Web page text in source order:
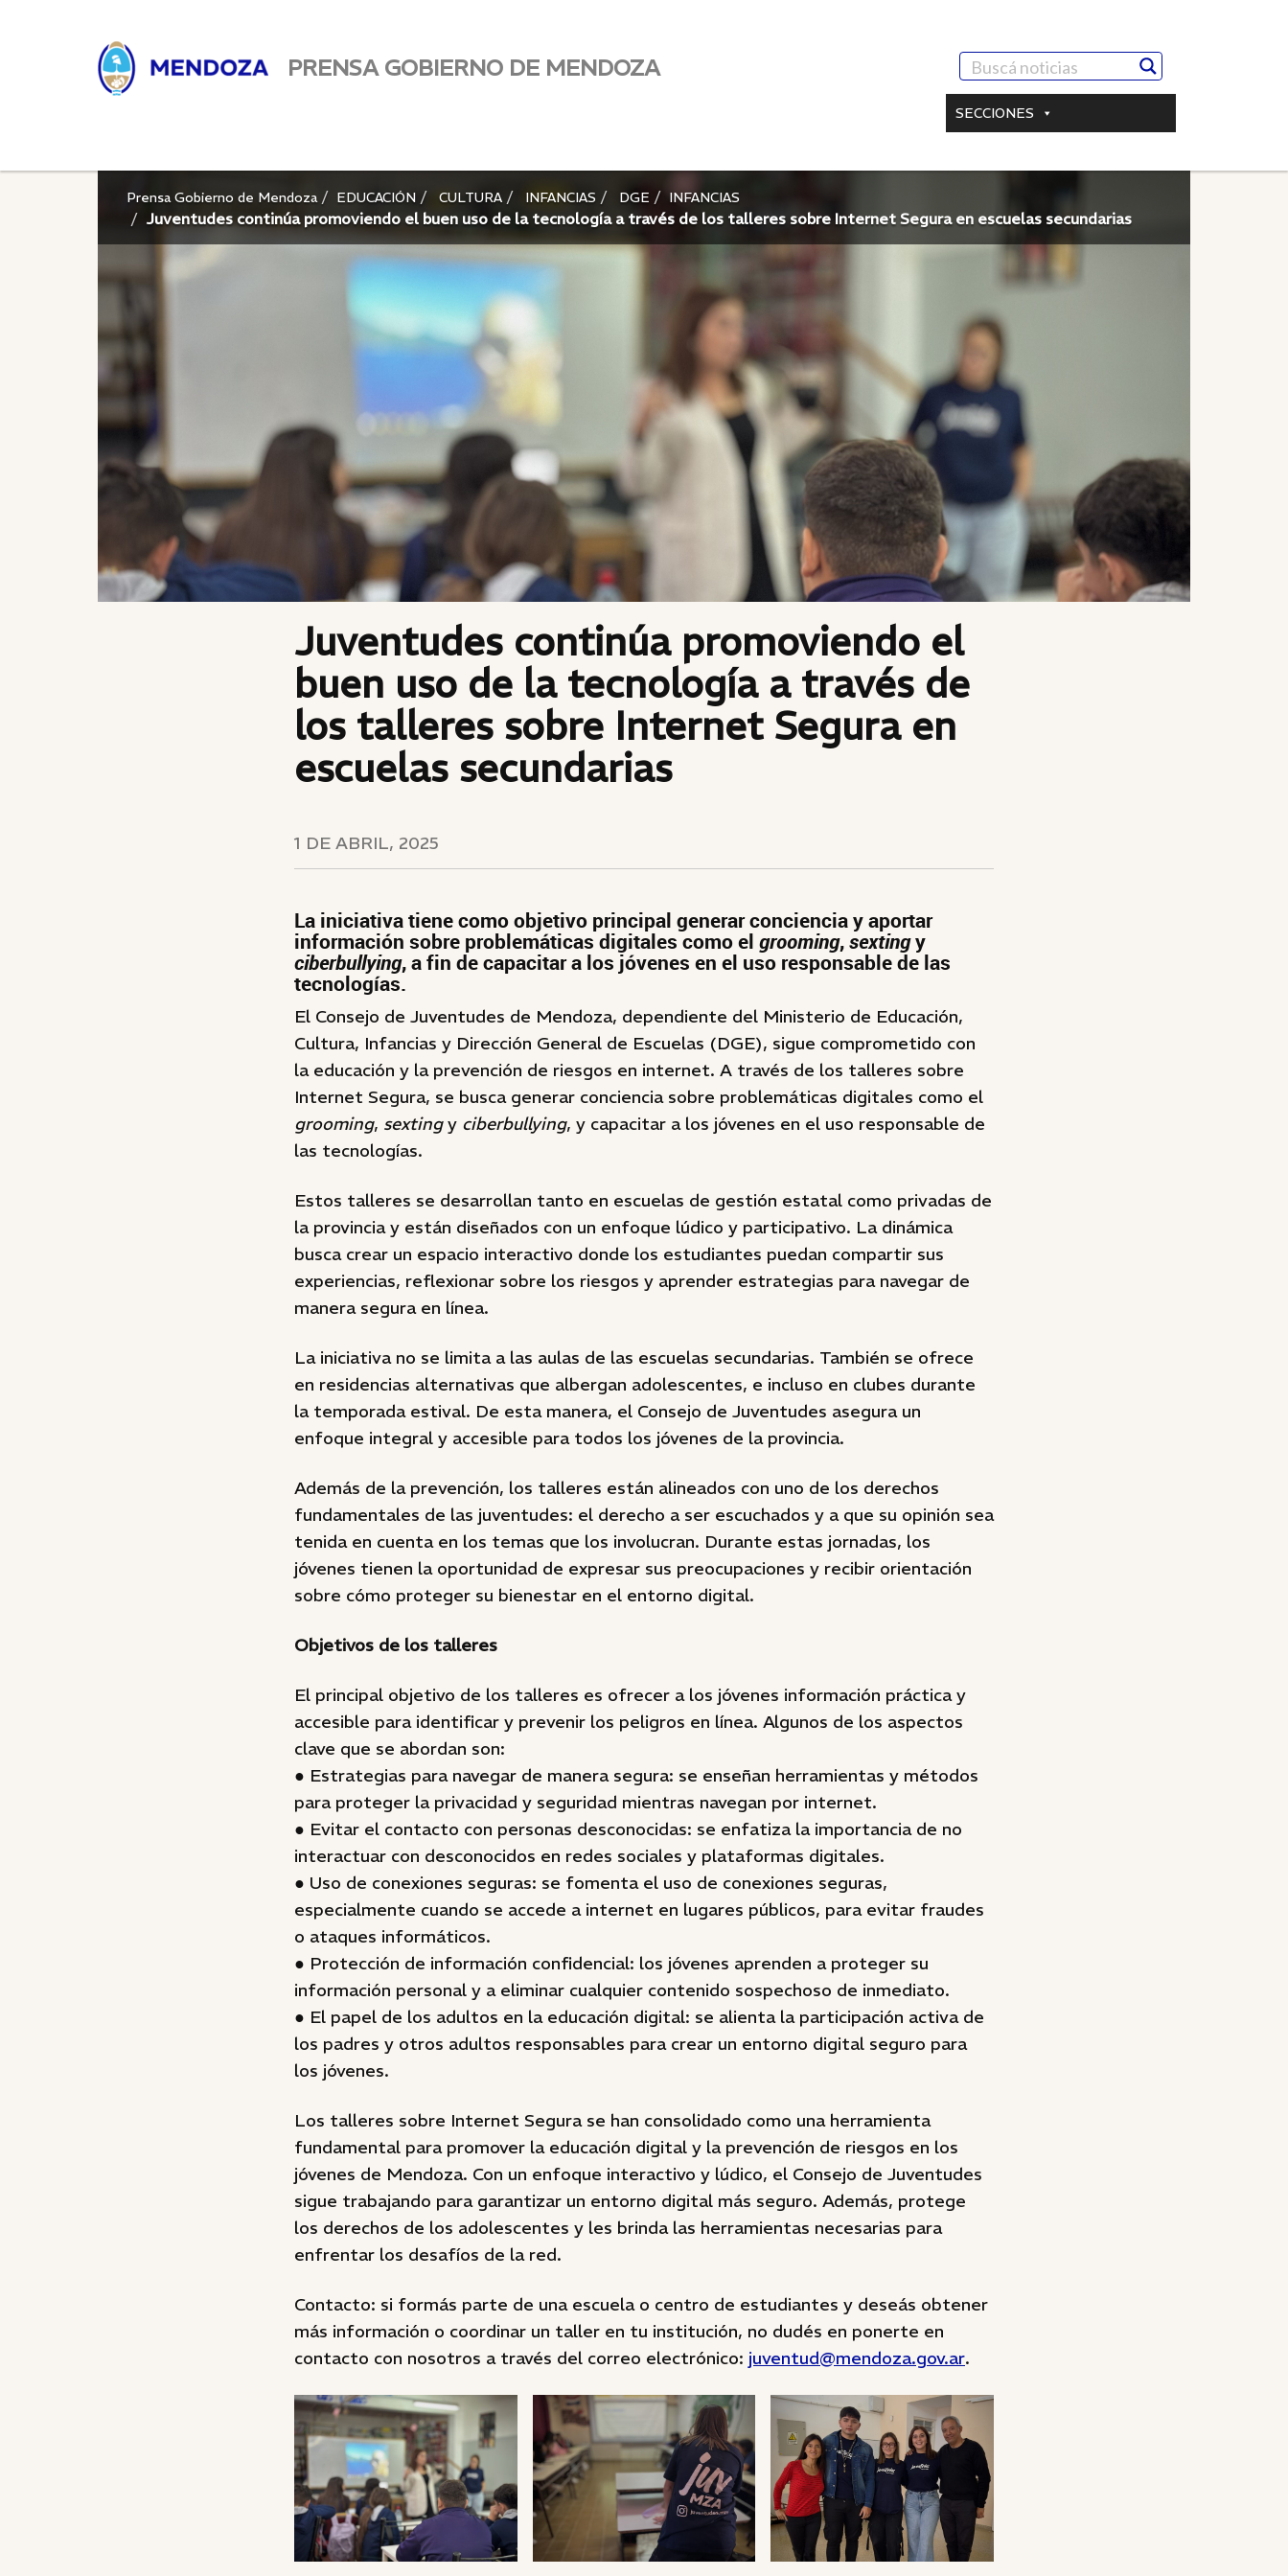
PRENSA GOBIERNO DE MENDOZA
SECCIONES
Prensa Gobierno de Mendoza EDUCACIÓN CULTURA INFANCIAS DGE INFANCIAS
Juventudes continúa promoviendo el buen uso de la tecnología a través de los talleres sobre Internet Segura en escuelas secundarias
Juventudes continúa promoviendo el
buen uso de la tecnología a través de
los talleres sobre Internet Segura en
escuelas secundarias
1 DE ABRIL, 2025
La iniciativa tiene como objetivo principal generar conciencia y aportar
información sobre problemáticas digitales como el grooming,sextingy
ciberbullying, a fin de capacitar a los jóvenes en el uso responsable de las
tecnologías.
El Consejo de Juventudes de Mendoza, dependiente del Ministerio de Educación,
Cultura, Infancias y Dirección General de Escuelas (DGE), sigue comprometido con
la educación y la prevención de riesgos en internet. A través de los talleres sobre
Internet Segura, se busca generar conciencia sobre problemáticas digitales como el
grooming, sextingy ciberbullying, y capacitar a los jóvenes en el uso responsable de
las tecnologías.
Estos talleres se desarrollan tanto en escuelas de gestión estatal como privadas de
la provincia y están diseñados con un enfoque lúdico y participativo. La dinámica
busca crear un espacio interactivo donde los estudiantes puedan compartir sus
experiencias, reflexionar sobre los riesgos y aprender estrategias para navegar de
manera segura en línea.
La iniciativa no se limita a las aulas de las escuelas secundarias. También se ofrece
en residencias alternativas que albergan adolescentes, e incluso en clubes durante
la temporada estival. De esta manera, el Consejo de Juventudes asegura un
enfoque integral y accesible para todos los jóvenes de la provincia.
Además de la prevención, los talleres están alineados con uno de los derechos
fundamentales de las juventudes: el derecho a ser escuchados y a que su opinión sea
tenida en cuenta en los temas que los involucran. Durante estas jornadas, los
jóvenes tienen la oportunidad de expresar sus preocupaciones y recibir orientación
sobre cómo proteger su bienestar en el entorno digital.
Objetivos de los talleres
El principal objetivo de los talleres es ofrecer a los jóvenes información práctica y
accesible para identificar y prevenir los peligros en línea. Algunos de los aspectos
clave que se abordan son:
● Estrategias para navegar de manera segura: se enseñan herramientas y métodos
para proteger la privacidad y seguridad mientras navegan por internet.
● Evitar el contacto con personas desconocidas: se enfatiza la importancia de no
interactuar con desconocidos en redes sociales y plataformas digitales.
● Uso de conexiones seguras: se fomenta el uso de conexiones seguras,
especialmente cuando se accede a internet en lugares públicos, para evitar fraudes
o ataques informáticos.
● Protección de información confidencial: los jóvenes aprenden a proteger su
información personal y a eliminar cualquier contenido sospechoso de inmediato.
● El papel de los adultos en la educación digital: se alienta la participación activa de
los padres y otros adultos responsables para crear un entorno digital seguro para
los jóvenes.
Los talleres sobre Internet Segura se han consolidado como una herramienta
fundamental para promover la educación digital y la prevención de riesgos en los
jóvenes de Mendoza. Con un enfoque interactivo y lúdico, el Consejo de Juventudes
sigue trabajando para garantizar un entorno digital más seguro. Además, protege
los derechos de los adolescentes y les brinda las herramientas necesarias para
enfrentar los desafíos de la red.
Contacto: si formás parte de una escuela o centro de estudiantes y deseás obtener
más información o coordinar un taller en tu institución, no dudés en ponerte en
contacto con nosotros a través del correo electrónico: juventud@mendoza.gov.ar.